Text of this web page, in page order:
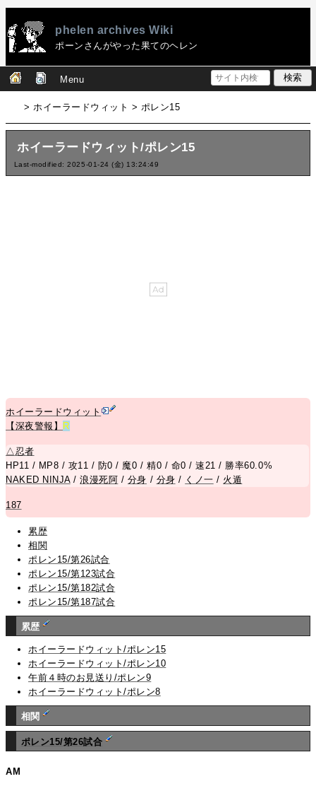
phelen archives Wiki
ポーンさんがやった果てのヘレン
Menu
> ホイーラードウィット > ポレン15
ホイーラードウィット/ポレン15
Last-modified: 2025-01-24 (金) 13:24:49
ホイーラードウィット
【深夜警報】
R
△忍者
HP11 / MP8 / 攻11 / 防0 / 魔0 / 精0 / 命0 / 速21 / 勝率60.0%
NAKED NINJA/浪漫死阿 / 分身 / 分身 / くノ一 / 火遁
187
累歴
相関
ポレン15/第26試合
ポレン15/第123試合
ポレン15/第182試合
ポレン15/第187試合
累歴
ホイーラードウィット/ポレン15
ホイーラードウィット/ポレン10
午前４時のお見送り/ポレン9
ホイーラードウィット/ポレン8
相関
ポレン15/第26試合
AM